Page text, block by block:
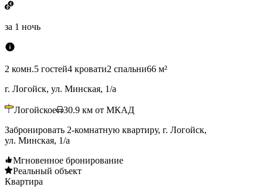
за 1 ночь
2 комн.5 гостей4 кровати2 спальни66 м²
г. Логойск, ул. Минская, 1/а
Логойское 30.9 км от МКАД
Забронировать 2-комнатную квартиру, г. Логойск,
ул. Минская, 1/а
Мгновенное бронирование
Реальный объект
Квартира